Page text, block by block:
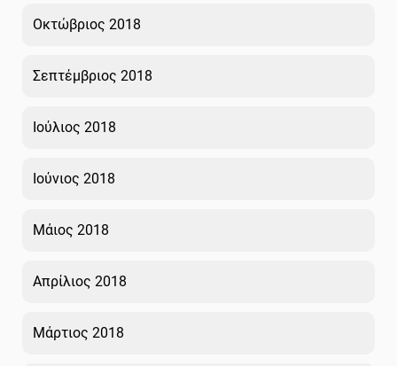
Οκτώβριος 2018
Σεπτέμβριος 2018
Ιούλιος 2018
Ιούνιος 2018
Μάιος 2018
Απρίλιος 2018
Μάρτιος 2018